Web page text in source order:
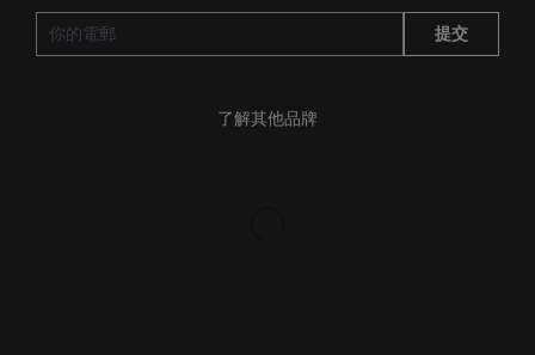
提交
了解其他品牌